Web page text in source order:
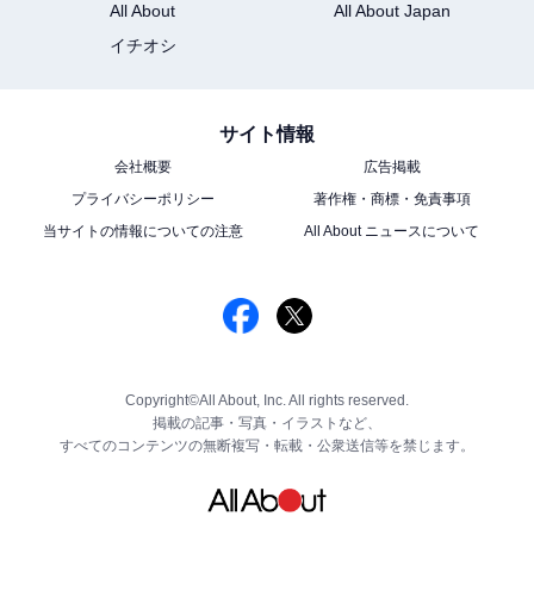
All About
All About Japan
イチオシ
サイト情報
会社概要
広告掲載
プライバシーポリシー
著作権・商標・免責事項
当サイトの情報についての注意
All About ニュースについて
Copyright©All About, Inc. All rights reserved.
掲載の記事・写真・イラストなど、
すべてのコンテンツの無断複写・転載・公衆送信等を禁じます。